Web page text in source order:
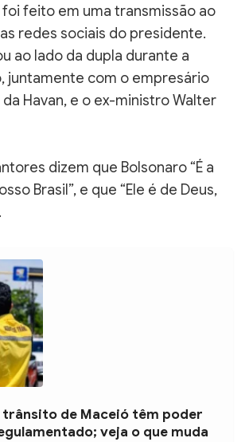
feito em uma transmissão ao
redes sociais do presidente.
ao lado da dupla durante a
juntamente com o empresário
da Havan, e o ex-ministro Walter
dizem que Bolsonaro “É a
Brasil”, e que “Ele é de Deus,
trânsito de Maceió têm poder
veja o que muda